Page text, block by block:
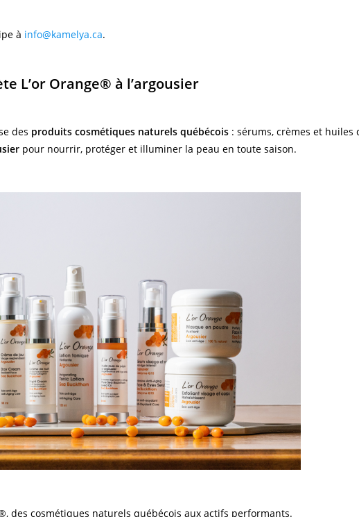
à info@kamelya.ca.
L’or Orange® à l’argousier
des produits cosmétiques naturels québécois : sérums, crèmes et huiles
pour nourrir, protéger et illuminer la peau en toute saison.
des cosmétiques naturels québécois aux actifs performants.